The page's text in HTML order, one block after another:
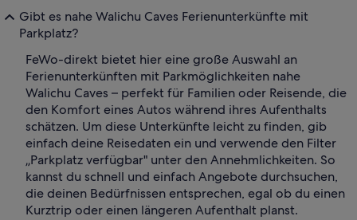
Gibt es nahe Walichu Caves Ferienunterkünfte mit
Parkplatz?
FeWo-direkt bietet hier eine große Auswahl an
Ferienunterkünften mit Parkmöglichkeiten nahe
Walichu Caves – perfekt für Familien oder Reisende, die
den Komfort eines Autos während ihres Aufenthalts
schätzen. Um diese Unterkünfte leicht zu finden, gib
einfach deine Reisedaten ein und verwende den Filter
„Parkplatz verfügbar" unter den Annehmlichkeiten. So
kannst du schnell und einfach Angebote durchsuchen,
die deinen Bedürfnissen entsprechen, egal ob du einen
Kurztrip oder einen längeren Aufenthalt planst.